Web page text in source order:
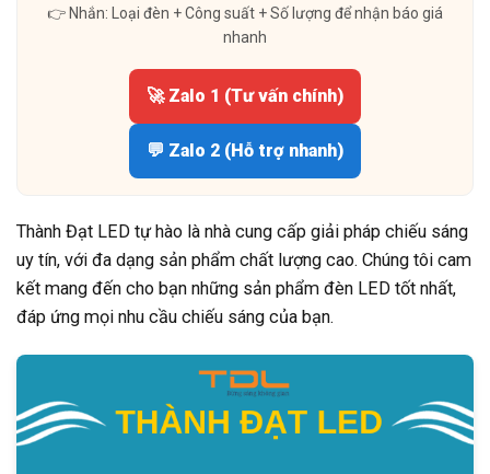
👉 Nhắn: Loại đèn + Công suất + Số lượng để nhận báo giá
nhanh
🚀 Zalo 1 (Tư vấn chính)
💬 Zalo 2 (Hỗ trợ nhanh)
Thành Đạt LED tự hào là nhà cung cấp giải pháp chiếu sáng
uy tín, với đa dạng sản phẩm chất lượng cao. Chúng tôi cam
kết mang đến cho bạn những sản phẩm đèn LED tốt nhất,
đáp ứng mọi nhu cầu chiếu sáng của bạn.